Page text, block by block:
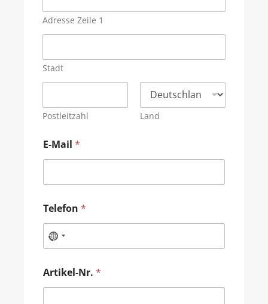
Adresse Zeile 1
Stadt
Postleitzahl Land
E-Mail *
Telefon *
Artikel-Nr. *